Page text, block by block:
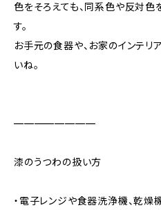
色をそろえても、同系色や反対色
す。
お手元の食器や、お家のインテリ
いね。
————————
漆のうつわの扱い方
・電子レンジや食器洗浄機、乾燥